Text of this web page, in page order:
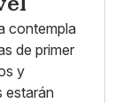
contempla
de primer
y
estarán